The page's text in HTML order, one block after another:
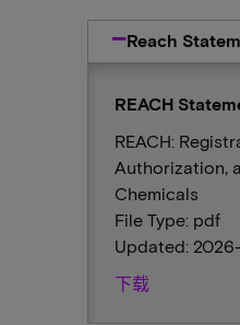
Reach
REACH
REACH:
Authorization,
Chemicals
File Type: pdf
Updated:
下载